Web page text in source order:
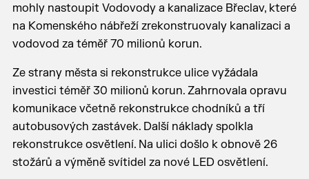
mohly nastoupit Vodovody a kanalizace Břeclav, které
na Komenského nábřeží zrekonstruovaly kanalizaci a
vodovod za téměř 70 milionů korun.
Ze strany města si rekonstrukce ulice vyžádala
investici téměř 30 milionů korun. Zahrnovala opravu
komunikace včetně rekonstrukce chodníků a tří
autobusových zastávek. Další náklady spolkla
rekonstrukce osvětlení. Na ulici došlo k obnově 26
stožárů a výměně svítidel za nové LED osvětlení.